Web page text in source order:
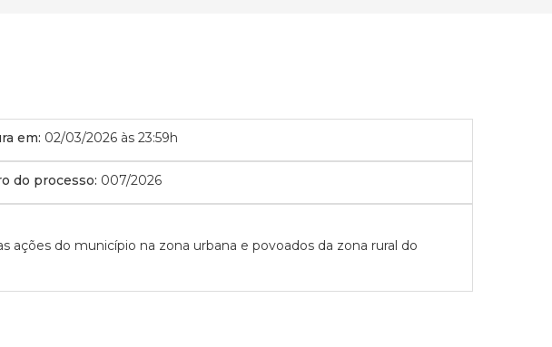
em: 02/03/2026 às 23:59h
do processo: 007/2026
do município na zona urbana e povoados da zona rural do